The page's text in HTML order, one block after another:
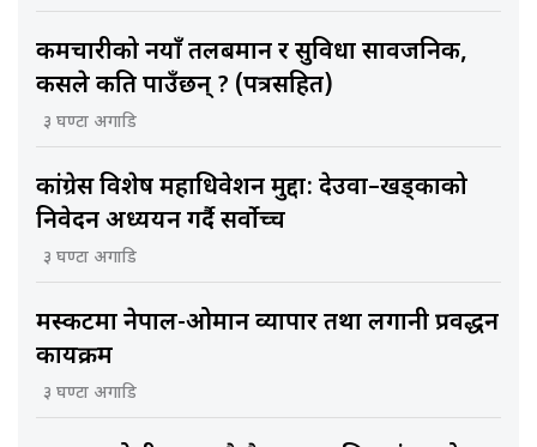
कर्मचारीको नयाँ तलबमान र सुविधा सार्वजनिक,
कसले कति पाउँछन् ? (पत्रसहित)
३ घण्टा अगाडि
कांग्रेस विशेष महाधिवेशन मुद्दा: देउवा–खड्काको
निवेदन अध्ययन गर्दै सर्वोच्च
३ घण्टा अगाडि
मस्कटमा नेपाल-ओमान व्यापार तथा लगानी प्रवर्द्धन
कार्यक्रम
३ घण्टा अगाडि